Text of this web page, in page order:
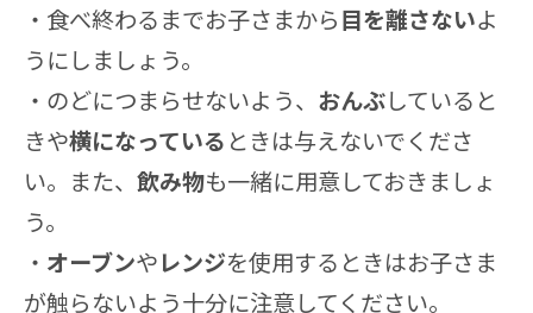
・食べ終わるまでお子さまから目を離さないよ
うにしましょう。
・のどにつまらせないよう、 おんぶしていると
きや横になっている ときは与えないでくださ
い。また、 飲み物も一緒に用意しておきましょ
う。
・ オーブンやレンジを使用するときはお子さま
が触らないよう十分に注意してください。